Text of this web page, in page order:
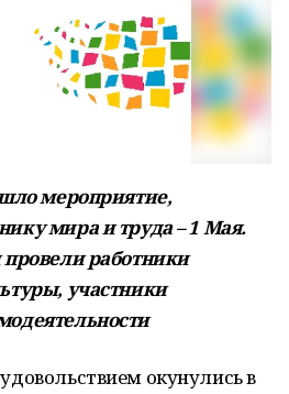
мероприятие,
мира и труда – 1 Мая.
работники
участники
окунулись в